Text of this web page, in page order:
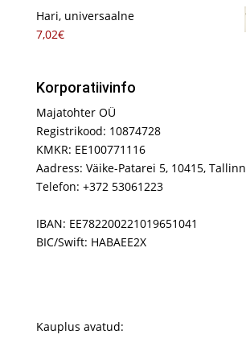
Hari, universaalne
7,02€
Korporatiivinfo
Majatohter OÜ
Registrikood: 10874728
KMKR: EE100771116
Aadress: Väike-Patarei 5, 10415, Tallinn
Telefon: +372 53061223
IBAN: EE782200221019651041
BIC/Swift: HABAEE2X
Kauplus avatud: